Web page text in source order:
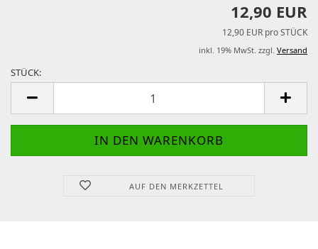
12,90 EUR
12,90 EUR pro STÜCK
inkl. 19% MwSt. zzgl. Versand
STÜCK:
AUF DEN MERKZETTEL